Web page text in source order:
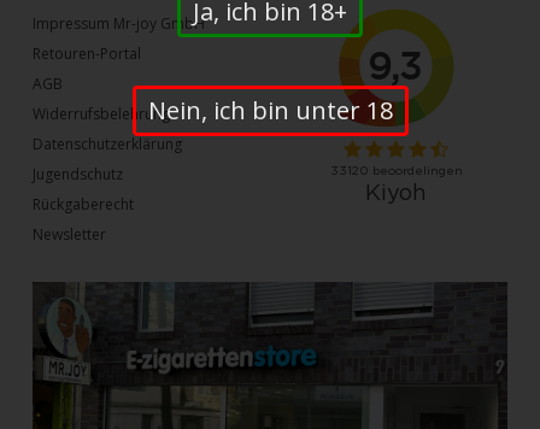
Impressum Mr-joy GmbH
Retouren-Portal
AGB
Widerrufsbelehrung
Datenschutzerklärung
Jugendschutz
Rückgaberecht
Newsletter
Ja, ich bin 18+
Nein, ich bin unter 18